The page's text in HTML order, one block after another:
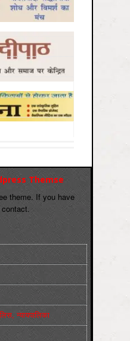
Themse
theme. If you have
न्‍यायपालिका